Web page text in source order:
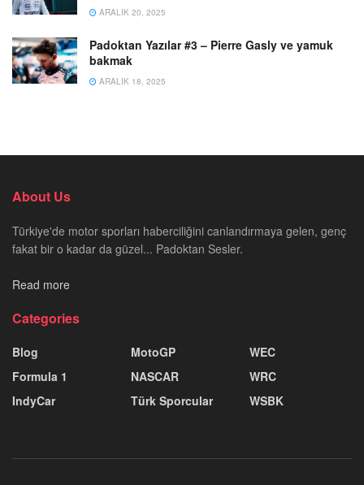
ARALIK 20, 2025
Padoktan Yazılar #3 – Pierre Gasly ve yamuk
bakmak
ARALIK 18, 2025
About Us
Türkiye'de motor sporları haberciliğini canlandırmaya gelen, genç
fakat bir o kadar da güzel... Padoktan Sesler.
Read more
Categories
Blog
Formula 1
IndyCar
MotoGP
NASCAR
Türk Sporcular
WEC
WRC
WSBK